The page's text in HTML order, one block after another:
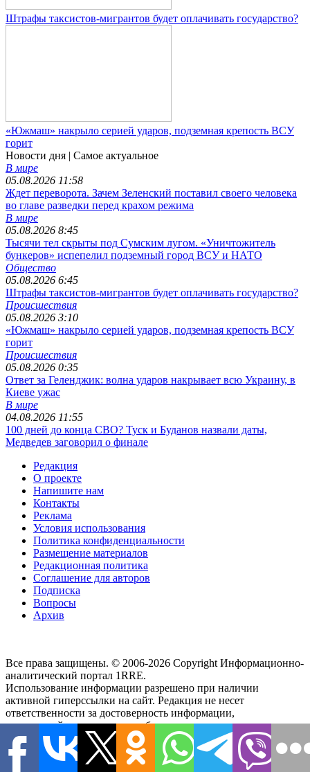
Штрафы таксистов-мигрантов будет оплачивать государство?
«Южмаш» накрыло серией ударов, подземная крепость ВСУ
горит
Новости дня | Самое актуальное
В мире
05.08.2026 11:58
Ждет переворота. Зачем Зеленский поставил своего человека
во главе разведки перед крахом режима
В мире
05.08.2026 8:45
Тысячи тел скрыты под Сумским лугом. «Уничтожитель
бункеров» испепелил подземный город ВСУ и НАТО
Общество
05.08.2026 6:45
Штрафы таксистов-мигрантов будет оплачивать государство?
Происшествия
05.08.2026 3:10
«Южмаш» накрыло серией ударов, подземная крепость ВСУ
горит
Происшествия
05.08.2026 0:35
Ответ за Геленджик: волна ударов накрывает всю Украину, в
Киеве ужас
В мире
04.08.2026 11:55
100 дней до конца СВО? Туск и Буданов назвали даты,
Медведев заговорил о финале
Редакция
О проекте
Напишите нам
Контакты
Реклама
Условия использования
Политика конфиденциальности
Размещение материалов
Редакционная политика
Соглашение для авторов
Подписка
Вопросы
Архив
Все права защищены. © 2006-2026 Copyright Информационно-
аналитический портал 1RRE.
Использование информации разрешено при наличии
активной гиперссылки на сайт. Редакция не несет
ответственности за достоверность информации,
содержащейся в рекламных объявлениях, за мнения,
высказанные в комментариях читателей, за новости партнеров
и внешние источники. Редакция не предоставляет справочной
информации.